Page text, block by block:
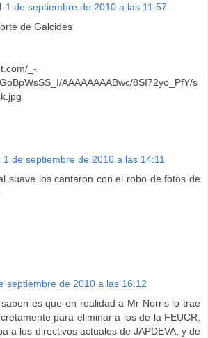
1 de septiembre de 2010 a las 11:57
de Galcides
_-
AAAAAAAABwc/8SI72yo_PfY/s
1 de septiembre de 2010 a las 14:11
suave los cantaron con el robo de fotos de
septiembre de 2010 a las 16:12
es que en realidad a Mr Norris lo trae
para eliminar a los de la FEUCR,
a los directivos actuales de JAPDEVA, y de